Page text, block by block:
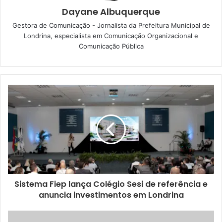
londrixfestivalliterario@gmail.com
Divulgação
Sobre o projeto –O Londrix, em versão presencial,
desenvolveu o projeto entre 2011 e 2012, em parceria com
Dayane Albuquerque
Gestora de Comunicação - Jornalista da Prefeitura Municipal de
Londrina, especialista em Comunicação Organizacional e
Comunicação Pública
Sistema Fiep lança Colégio Sesi de referência e
anuncia investimentos em Londrina